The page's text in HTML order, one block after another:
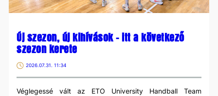
Új szezon, új kihívások – itt a következő
szezon kerete
2026.07.31. 11:34
Véglegessé vált az ETO University Handball Team